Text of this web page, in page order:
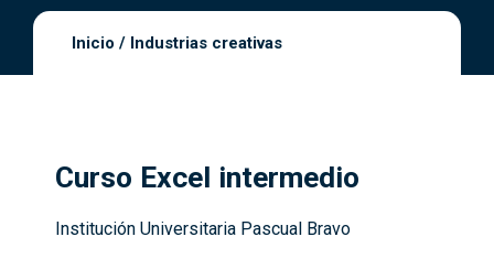
Inicio / Industrias creativas
Curso Excel intermedio
Institución Universitaria Pascual Bravo